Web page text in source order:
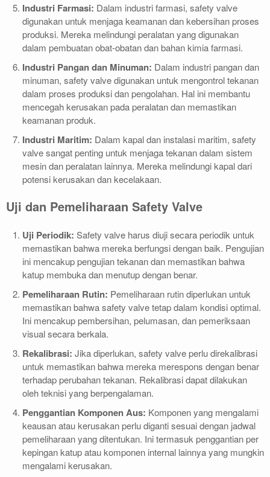
Industri Farmasi: Dalam industri farmasi, safety valve
digunakan untuk menjaga keamanan dan kebersihan proses
produksi. Mereka melindungi peralatan yang digunakan
dalam pembuatan obat-obatan dan bahan kimia farmasi.
Industri Pangan dan Minuman: Dalam industri pangan dan
minuman, safety valve digunakan untuk mengontrol tekanan
dalam proses produksi dan pengolahan. Hal ini membantu
mencegah kerusakan pada peralatan dan memastikan
keamanan produk.
Industri Maritim: Dalam kapal dan instalasi maritim, safety
valve sangat penting untuk menjaga tekanan dalam sistem
mesin dan peralatan lainnya. Mereka melindungi kapal dari
potensi kerusakan dan kecelakaan.
Uji dan Pemeliharaan Safety Valve
Uji Periodik: Safety valve harus diuji secara periodik untuk
memastikan bahwa mereka berfungsi dengan baik. Pengujian
ini mencakup pengujian tekanan dan memastikan bahwa
katup membuka dan menutup dengan benar.
Pemeliharaan Rutin: Pemeliharaan rutin diperlukan untuk
memastikan bahwa safety valve tetap dalam kondisi optimal.
Ini mencakup pembersihan, pelumasan, dan pemeriksaan
visual secara berkala.
Rekalibrasi: Jika diperlukan, safety valve perlu direkalibrasi
untuk memastikan bahwa mereka merespons dengan benar
terhadap perubahan tekanan. Rekalibrasi dapat dilakukan
oleh teknisi yang berpengalaman.
Penggantian Komponen Aus: Komponen yang mengalami
keausan atau kerusakan perlu diganti sesuai dengan jadwal
pemeliharaan yang ditentukan. Ini termasuk penggantian per
kepingan katup atau komponen internal lainnya yang mungkin
mengalami kerusakan.